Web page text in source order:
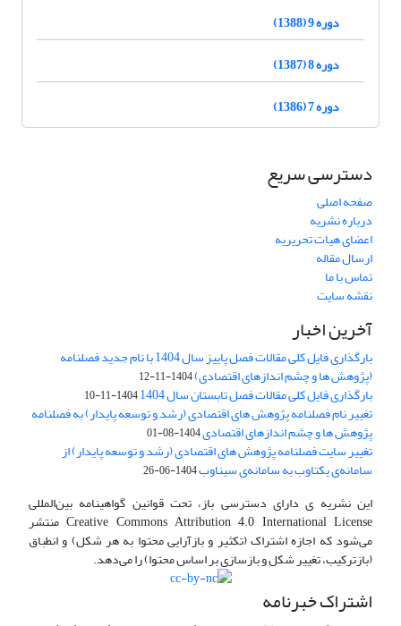
دوره 9 (1388)
دوره 8 (1387)
دوره 7 (1386)
دسترسی سریع
صفحه اصلی
درباره نشریه
اعضای هیات تحریریه
ارسال مقاله
تماس با ما
نقشه سایت
آخرین اخبار
بارگذاری فایل کلی مقالات فصل پاییز سال 1404 با نام جدید فصلنامه
(پژوهش ها و چشم اندازهای اقتصادی)1404-11-12
بارگذاری فایل کلی مقالات فصل تابستان سال 1404 1404-11-10
تغییر نام فصلنامه پژوهش های اقتصادی (رشد و توسعه پایدار) به فصلنامه
پژوهش ها و چشم اندازهای اقتصادی1404-08-01
تغییر سایت فصلنامه پژوهش های اقتصادی (رشد و توسعه پایدار) از
سامانه‌ی یکتاوب به سامانه‌ی سیناوب1404-06-26
این نشریه ی دارای دسترسی باز، تحت قوانین گواهینامه بین‌المللی
Creative Commons Attribution 4.0 International License منتشر
می‌شود که اجازه اشتراک (تکثیر و بازآرایی محتوا به هر شکل) و انطباق
(بازترکیب، تغییر شکل و بازسازی بر اساس محتوا) را می‌دهد.
اشتراک خبرنامه